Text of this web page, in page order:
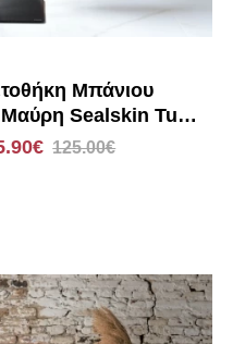
Μπάνιου
Μαύρη Sealskin Tube
800201125.00€